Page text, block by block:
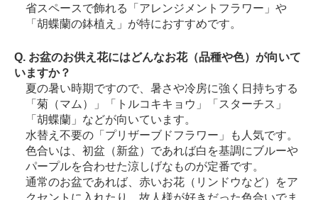
省スペースで飾れる「アレンジメントフラワー」や
「胡蝶蘭の鉢植え」が特におすすめです。
Q. お盆のお供え花にはどんなお花（品種や色）が向いて
いますか？
夏の暑い時期ですので、暑さや冷房に強く日持ちする
「菊（マム）」「トルコキキョウ」「スターチス」
「胡蝶蘭」などが向いています。
水替え不要の「プリザーブドフラワー」も人気です。
色合いは、初盆（新盆）であれば白を基調にブルーや
パープルを合わせた涼しげなものが定番です。
通常のお盆であれば、赤いお花（リンドウなど）をア